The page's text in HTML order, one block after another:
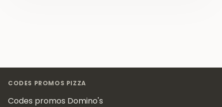
CODES PROMOS PIZZA
Codes promos Domino's